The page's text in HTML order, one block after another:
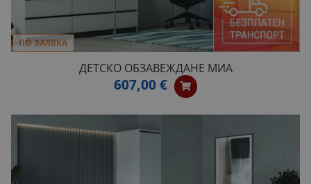
ПО ЗАЯВКА
ДЕТСКО ОБЗАВЕЖДАНЕ МИА
607,00 €